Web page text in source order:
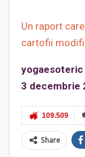
Un raport
cartofii
yogaesoteric
3 decembrie
109.509
Share